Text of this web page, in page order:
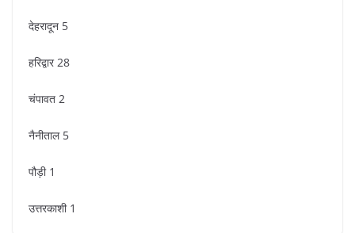
देहरादून 5
हरिद्वार 28
चंपावत 2
नैनीताल 5
पौड़ी 1
उत्तरकाशी 1